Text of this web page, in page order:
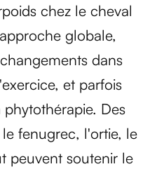
chez le cheval
globale,
dans
et parfois
Des
fenugrec, l'ortie, le
peuvent soutenir le